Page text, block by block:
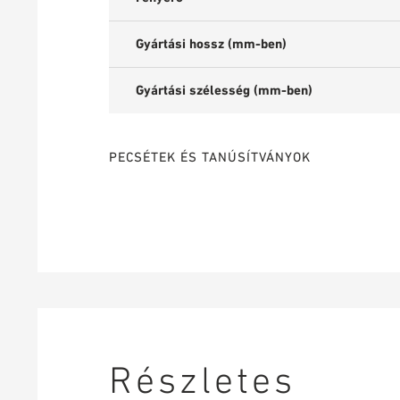
Gyártási hossz (mm-ben)
Gyártási szélesség (mm-ben)
PECSÉTEK ÉS TANÚSÍTVÁNYOK
Részletes